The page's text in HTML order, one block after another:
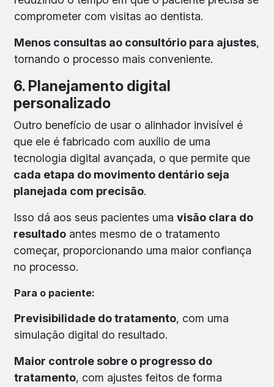
comprometer com visitas ao dentista.
Menos consultas ao consultório para ajustes,
tornando o processo mais conveniente.
6. Planejamento digital
personalizado
Outro benefício de usar o alinhador invisível é
que ele é fabricado com auxílio de uma
tecnologia digital avançada, o que permite que
cada etapa do movimento dentário seja
planejada com precisão.
Isso dá aos seus pacientes umavisão clara do
resultado antes mesmo de o tratamento
começar, proporcionando uma maior confiança
no processo.
Para o paciente:
Previsibilidade do tratamento, com uma
simulação digital do resultado.
Maior controle sobre o progresso do
tratamento, com ajustes feitos de forma